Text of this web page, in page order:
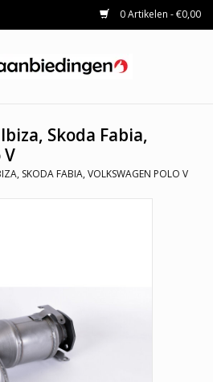
0 Artikelen - €0,00
Skoda Fabia,
SKODA FABIA, VOLKSWAGEN POLO V